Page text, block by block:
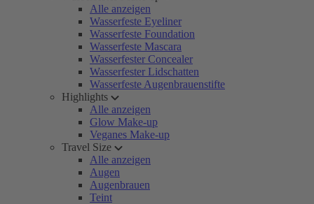
Alle anzeigen
Wasserfeste Eyeliner
Wasserfeste Foundation
Wasserfeste Mascara
Wasserfester Concealer
Wasserfester Lidschatten
Wasserfeste Augenbrauenstifte
Highlights
Alle anzeigen
Glow Make-up
Veganes Make-up
Travel Size
Alle anzeigen
Augen
Augenbrauen
Teint